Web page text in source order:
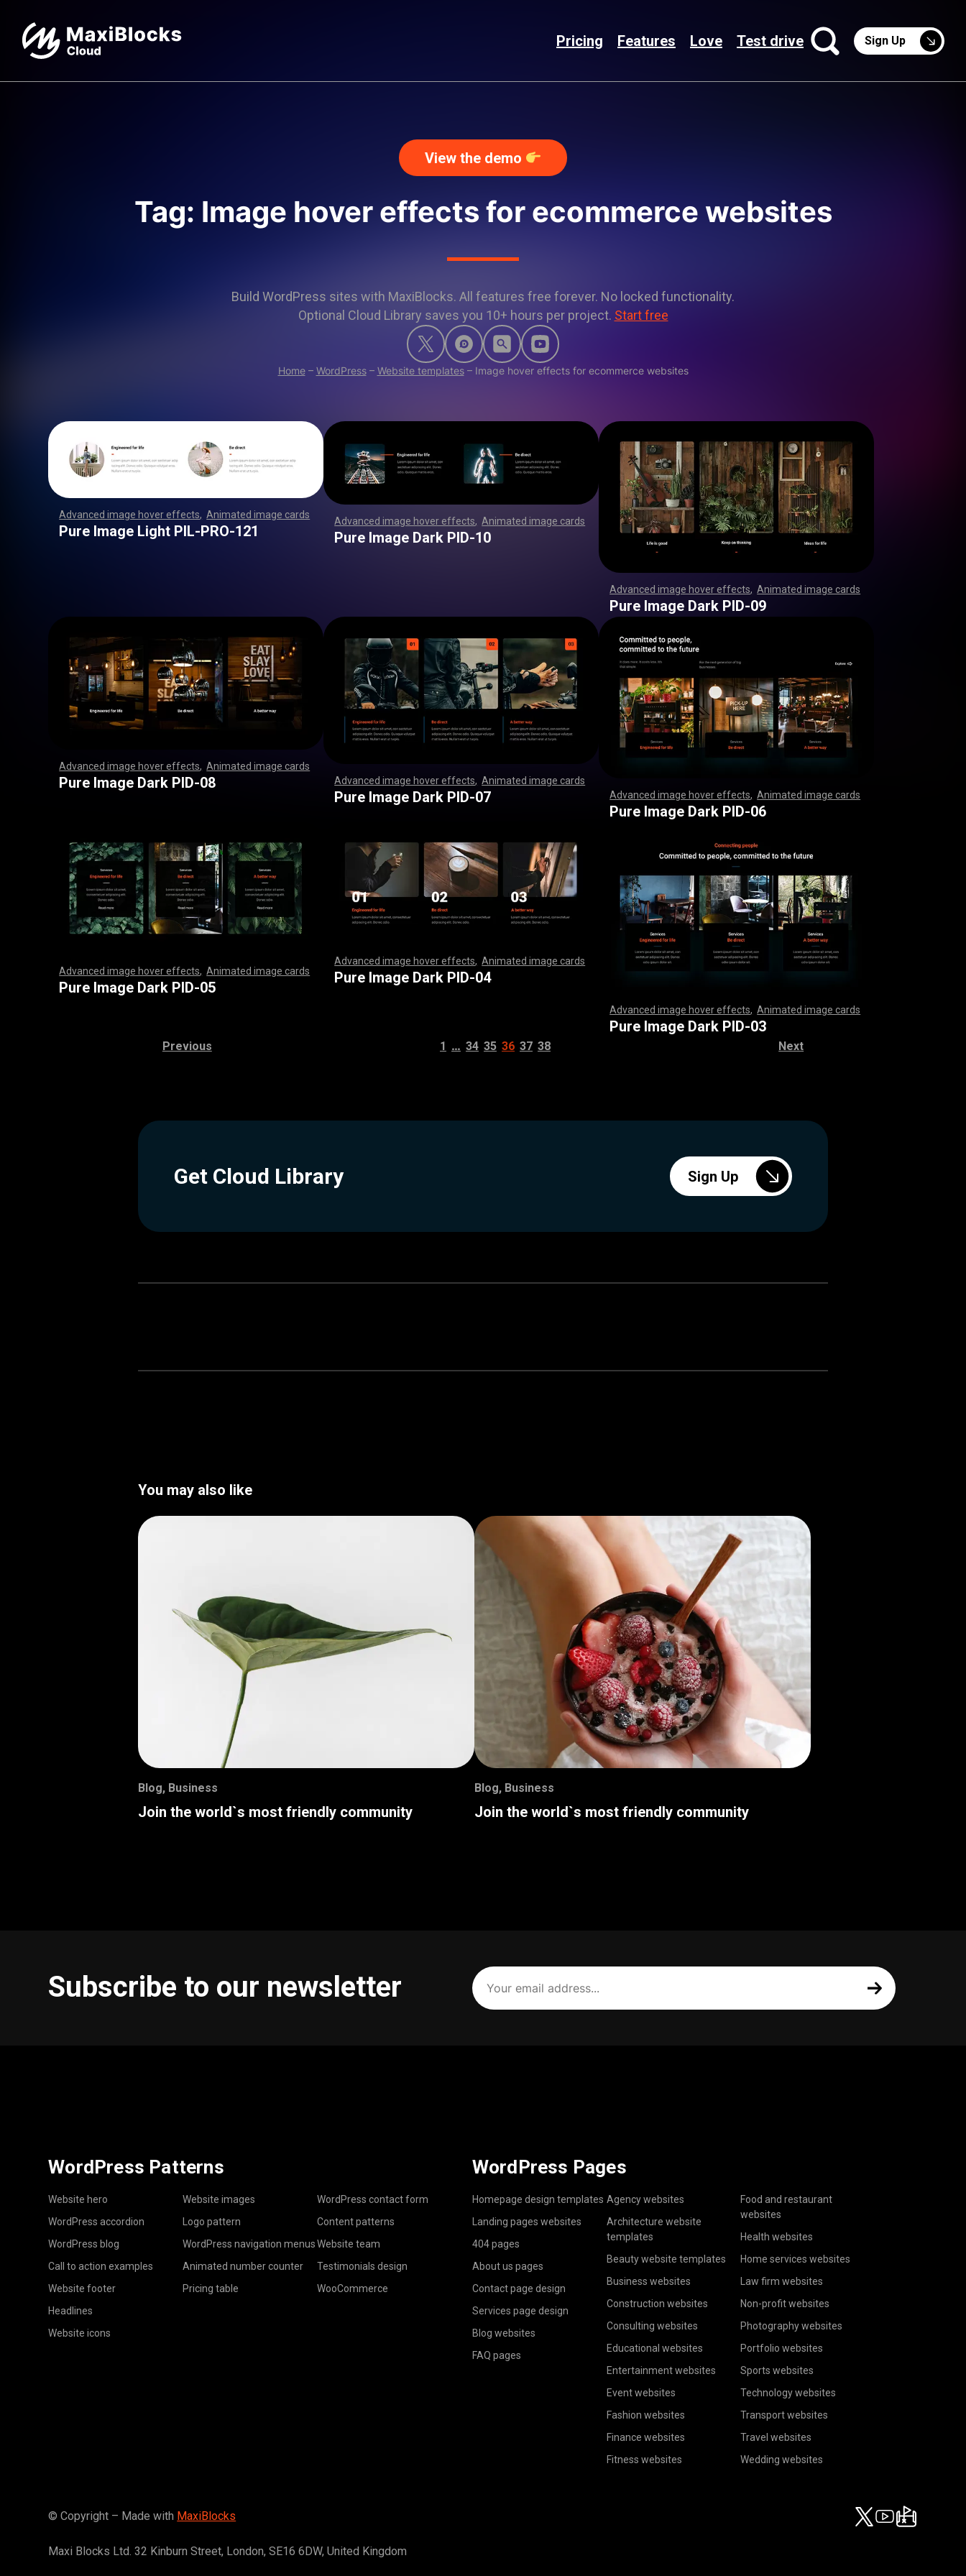
Pricing Features Love Test drive Sign Up
View the demo
Tag: Image hover effects for ecommerce websites
Build WordPress sites with MaxiBlocks. All features free forever. No locked functionality.
Optional Cloud Library saves you 10+ hours per project. Start free
Home– WordPress– Website templates– Image hover effects for ecommerce websites
Advanced image hover effects ,Animated image cards
,,,,,,,,,,,,,,,,,,,,,,,,,,,,,,,,,, ,,,,,,,,,,,,,,,,,,,,,,,,,
,,,,,,,,,,,,,,,,,,,,,,,,,,,,,,,,,, ,,,,,,,,,,,,,,,,,,,,,,,,,
,,,,,,,,,,,,,,,,,,,,,,,,,,,,,,,,,, ,,,,,,,,,,,,,,,,,,,,,,,,,
,,,,,,,
Pure Image Light PIL-PRO-121
Advanced image hover effects ,Animated image cards
,,,,,,,,,,,,,,,,,,,,,,,,,,,,,,,,, ,,,,,,,,,,,,,,,,,,,,,,,,,
,,,,,,,,,,,,,,,,,,,,,,,,,,,,,,,,, ,,,,,,,,,,,,,,,,,,,,,,,,,
,,,,,,,,,,,,,,,,,,,,,,,,,,,,,,,,, ,,,,,,,,,,,,,,,,,,,,,,,,,
,,,,,,,
Pure Image Dark PID-10
Advanced image hover effects ,Animated image cards
,,,,,,,,,,,,,,,,,,,,,,,,,,,,,,,,,, ,,,,,,,,,,,,,,,,,,,,,,,,,
,,,,,,,,,,,,,,,,,,,,,,,,,,,,,,,,,, ,,,,,,,,,,,,,,,,,,,,,,,,,
,,,,,,,,,,,,,,,,,,,,,,,,,,,,,,,,,, ,,,,,,,,,,,,,,,,,,,,,,,,,
,,,,,,,
Pure Image Dark PID-09
Advanced image hover effects ,Animated image cards
,,,,,,,,,,,,,,,,,,,,,,,,,,,,,,,,,, ,,,,,,,,,,,,,,,,,,,,,,,,,
,,,,,,,,,,,,,,,,,,,,,,,,,,,,,,,,,, ,,,,,,,,,,,,,,,,,,,,,,,,,
,,,,,,,,,,,,,,,,,,,,,,,,,,,,,,,,,, ,,,,,,,,,,,,,,,,,,,,,,,,,
,,,,,,,
Pure Image Dark PID-08 Advanced image hover effects ,Animated image cards
,,,,,,,,,,,,,,,,,,,,,,,,,,,,,,,,,, ,,,,,,,,,,,,,,,,,,,,,,,,,
,,,,,,,,,,,,,,,,,,,,,,,,,,,,,,,,,, ,,,,,,,,,,,,,,,,,,,,,,,,,
,,,,,,,,,,,,,,,,,,,,,,,,,,,,,,,,,, ,,,,,,,,,,,,,,,,,,,,,,,,,
,,,,,,,
Pure Image Dark PID-07 Advanced image hover effects ,Animated image cards
,,,,,,,,,,,,,,,,,,,,,,,,,,,,,,,,,, ,,,,,,,,,,,,,,,,,,,,,,,,,
,,,,,,,,,,,,,,,,,,,,,,,,,,,,,,,,,, ,,,,,,,,,,,,,,,,,,,,,,,,,
,,,,,,,,,,,,,,,,,,,,,,,,,,,,,,,,,, ,,,,,,,,,,,,,,,,,,,,,,,,,
,,,,,,,
Pure Image Dark PID-06
Advanced image hover effects ,Animated image cards
,,,,,,,,,,,,,,,,,,,,,,,,,,,,,,,,,, ,,,,,,,,,,,,,,,,,,,,,,,,,
,,,,,,,,,,,,,,,,,,,,,,,,,,,,,,,,,, ,,,,,,,,,,,,,,,,,,,,,,,,,
,,,,,,,,,,,,,,,,,,,,,,,,,,,,,,,,,, ,,,,,,,,,,,,,,,,,,,,,,,,,
,,,,,,,
Pure Image Dark PID-05
Advanced image hover effects ,Animated image cards
,,,,,,,,,,,,,,,,,,,,,,,,,,,,,,,,,, ,,,,,,,,,,,,,,,,,,,,,,,,,
,,,,,,,,,,,,,,,,,,,,,,,,,,,,,,,,,, ,,,,,,,,,,,,,,,,,,,,,,,,,
,,,,,,,,,,,,,,,,,,,,,,,,,,,,,,,,,, ,,,,,,,,,,,,,,,,,,,,,,,,,
,,,,,,,
Pure Image Dark PID-04
Advanced image hover effects ,Animated image cards
,,,,,,,,,,,,,,,,,,,,,,,,,,,,,,,,,, ,,,,,,,,,,,,,,,,,,,,,,,,,
,,,,,,,,,,,,,,,,,,,,,,,,,,,,,,,,,, ,,,,,,,,,,,,,,,,,,,,,,,,,
,,,,,,,,,,,,,,,,,,,,,,,,,,,,,,,,,, ,,,,,,,,,,,,,,,,,,,,,,,,,
,,,,,,,
Pure Image Dark PID-03
Previous 1 … 34 35 36 37 38 Next
Get Cloud Library Sign Up
You may also like
Blog, Business
Join the world`s most friendly community
Blog, Business
Join the world`s most friendly community
Subscribe to our newsletter
Your
email
address
(Required)
WordPress Patterns
Website hero
WordPress accordion
WordPress blog
Call to action examples
Website footer
Headlines
Website icons
Website images
Logo pattern
WordPress navigation menus
Animated number counter
Pricing table
WordPress contact form
Content patterns
Website team
Testimonials design
WooCommerce
WordPress Pages
Homepage design templates
Landing pages websites
404 pages
About us pages
Contact page design
Services page design
Blog websites
FAQ pages
Agency websites
Architecture website
templates
Beauty website templates
Business websites
Construction websites
Consulting websites
Educational websites
Entertainment websites
Event websites
Fashion websites
Finance websites
Fitness websites
Food and restaurant
websites
Health websites
Home services websites
Law firm websites
Non-profit websites
Photography websites
Portfolio websites
Sports websites
Technology websites
Transport websites
Travel websites
Wedding websites
© Copyright – Made with MaxiBlocks
Maxi Blocks Ltd. 32 Kinburn Street, London, SE16 6DW, United Kingdom